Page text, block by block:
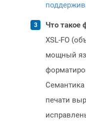
Что такое
XSL-FO
мощный
печати